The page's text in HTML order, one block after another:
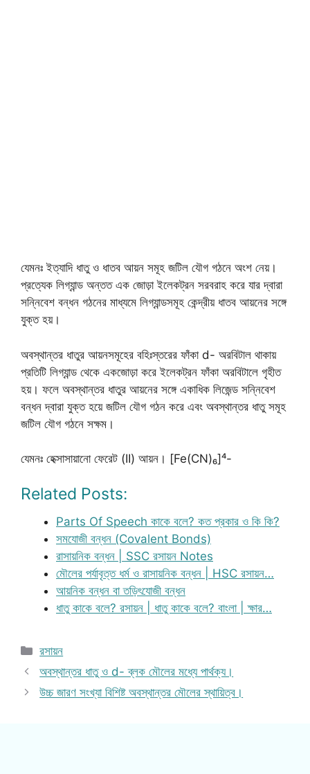
যেমনঃ ইত্যাদি ধাতু ও ধাতব আয়ন সমূহ জটিল যৌগ গঠনে অংশ নেয়।
প্রত্যেক লিগ্যান্ড অন্তত এক জোড়া ইলেকট্রন সরবরাহ করে যার দ্বারা
সন্নিবেশ বন্ধন গঠনের মাধ্যমে লিগ্যান্ডসমূহ কেন্দ্রীয় ধাতব আয়নের সঙ্গে
যুক্ত হয়।
অবস্থান্তর ধাতুর আয়নসমূহের বহিঃস্তরের ফাঁকা d- অরবিটাল থাকায়
প্রতিটি লিগ্যান্ড থেকে একজোড়া করে ইলেকট্রন ফাঁকা অরবিটালে গৃহীত
হয়। ফলে অবস্থান্তর ধাতুর আয়নের সঙ্গে একাধিক লিজেন্ড সন্নিবেশ
বন্ধন দ্বারা যুক্ত হয়ে জটিল যৌগ গঠন করে এবং অবস্থান্তর ধাতু সমূহ
জটিল যৌগ গঠনে সক্ষম।
যেমনঃ হেক্সাসায়ানো ফেরেট (II) আয়ন। [Fe(CN)₆]⁴-
Related Posts:
Parts Of Speech কাকে বলে? কত প্রকার ও কি কি?
সমযোজী বন্ধন (Covalent Bonds)
রাসায়নিক বন্ধন | SSC রসায়ন Notes
মৌলের পর্যাবৃত্ত ধর্ম ও রাসায়নিক বন্ধন | HSC রসায়ন…
আয়নিক বন্ধন বা তড়িৎযোজী বন্ধন
ধাতু কাকে বলে? রসায়ন | ধাতু কাকে বলে? বাংলা | ক্ষার…
Categories
রসায়ন
অবস্থান্তর ধাতু ও d- ব্লক মৌলের মধ্যে পার্থক্য।
উচ্চ জারণ সংখ্যা বিশিষ্ট অবস্থান্তর মৌলের স্থায়িত্ব।